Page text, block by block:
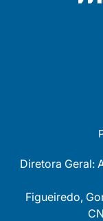
Diretora Geral:
Figueiredo,